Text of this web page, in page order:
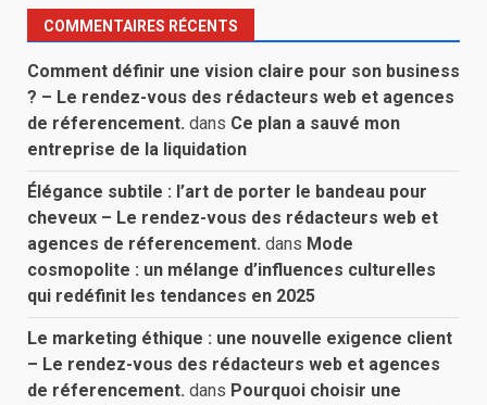
COMMENTAIRES RÉCENTS
Comment définir une vision claire pour son business
? – Le rendez-vous des rédacteurs web et agences
de réferencement. dans Ce plan a sauvé mon
entreprise de la liquidation
Élégance subtile : l’art de porter le bandeau pour
cheveux – Le rendez-vous des rédacteurs web et
agences de réferencement. dans Mode
cosmopolite : un mélange d’influences culturelles
qui redéfinit les tendances en 2025
Le marketing éthique : une nouvelle exigence client
– Le rendez-vous des rédacteurs web et agences
de réferencement. dans Pourquoi choisir une